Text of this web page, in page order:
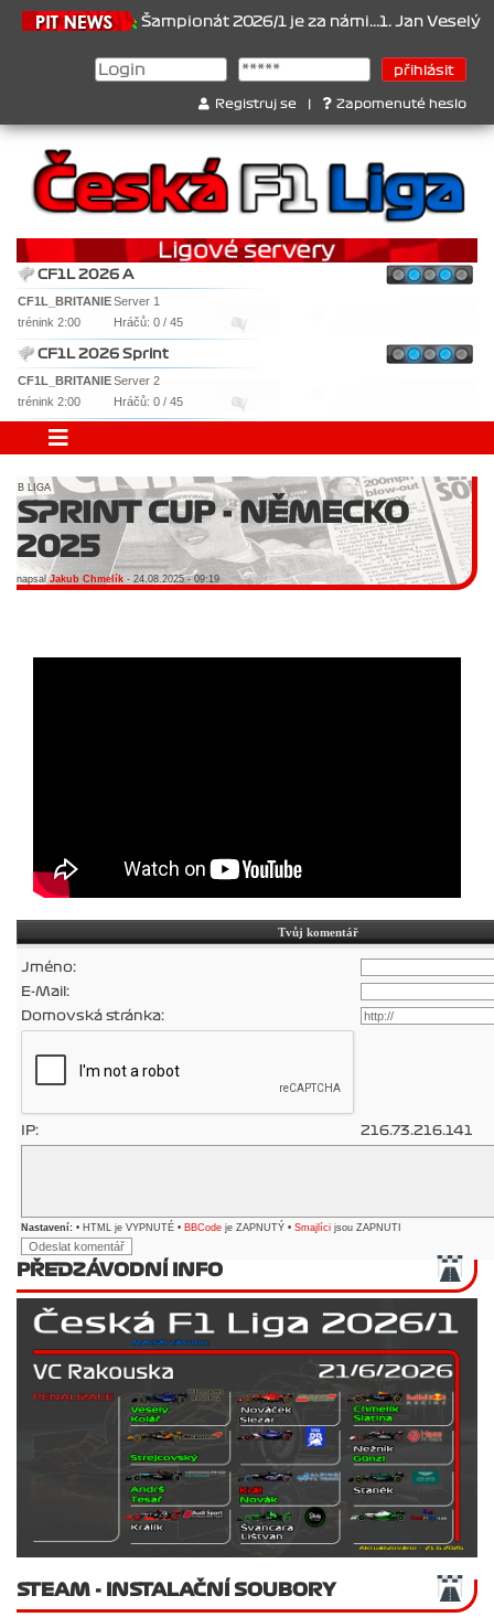
21.6.2026 Šampionát 2026/1 je za námi...1. Jan Veselý , 2.
Registruj se Zapomenuté heslo
CF1L 2026 A
CF1L_BRITANIEServer 1
trénink 2:00
Hráčů: 0 / 45
CF1L 2026 Sprint
CF1L_BRITANIEServer 2
trénink 2:00
Hráčů: 0 / 45
B LIGA
SPRINT CUP - NĚMECKO
2025
napsalJakub Chmelík - 24.08.2025 - 09:19
Tvůj komentář
Jméno:
E-Mail:
Domovská stránka:
IP: 216.73.216.141
Nastavení: • HTML je VYPNUTÉ • BBCode je ZAPNUTÝ • Smajlíci jsou ZAPNUTI
PŘEDZÁVODNÍ INFO
STEAM - INSTALAČNÍ SOUBORY